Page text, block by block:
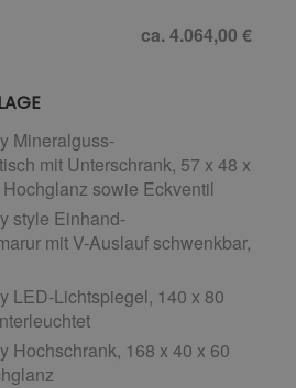
ca. 4.064,00 €
Mineralguss-
mit Unterschrank, 57 x 48 x
sowie Eckventil
style Einhand-
mit V-Auslauf schwenkbar,
LED-Lichtspiegel, 140 x 80
Hochschrank, 168 x 40 x 60